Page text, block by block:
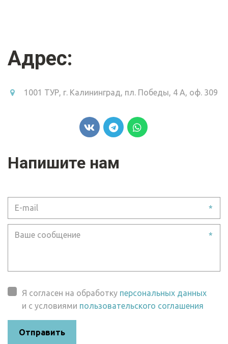
Адрес:
1001 ТУР, г. Калининград, пл. Победы, 4 А, оф. 309
Напишите нам
*
*
Я согласен на обработку персональных данных
и с условиями пользовательского соглашения
Отправить